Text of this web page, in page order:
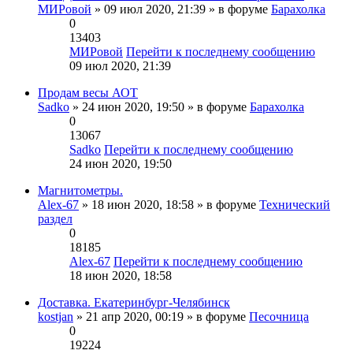
МИРовой » 09 июл 2020, 21:39 » в форуме Барахолка
0
13403
МИРовой Перейти к последнему сообщению
09 июл 2020, 21:39
Продам весы АОТ
Sadko » 24 июн 2020, 19:50 » в форуме Барахолка
0
13067
Sadko Перейти к последнему сообщению
24 июн 2020, 19:50
Магнитометры.
Alex-67 » 18 июн 2020, 18:58 » в форуме Технический
раздел
0
18185
Alex-67 Перейти к последнему сообщению
18 июн 2020, 18:58
Доставка. Екатеринбург-Челябинск
kostjan » 21 апр 2020, 00:19 » в форуме Песочница
0
19224